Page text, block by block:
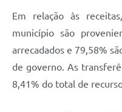
Em relação às
município são
arrecadados e 79,58%
de governo. As
8,41% do total de